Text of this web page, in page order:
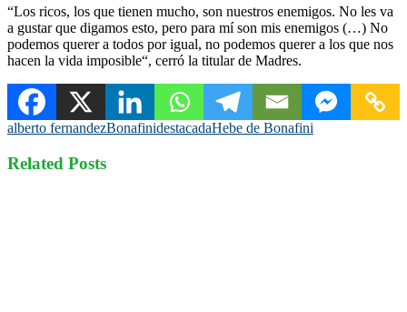
“Los ricos, los que tienen mucho, son nuestros enemigos. No les va
a gustar que digamos esto, pero para mí son mis enemigos (…) No
podemos querer a todos por igual, no podemos querer a los que nos
hacen la vida imposible“, cerró la titular de Madres.
alberto fernandezBonafinidestacadaHebe de Bonafini
Related Posts